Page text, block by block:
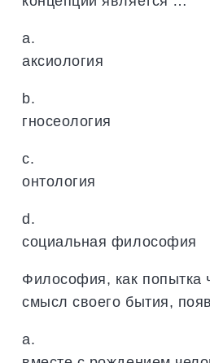
a.
аксиология
b.
гносеология
c.
онтология
d.
социальная философия
Философия, как попытка
смысл своего бытия,
a.